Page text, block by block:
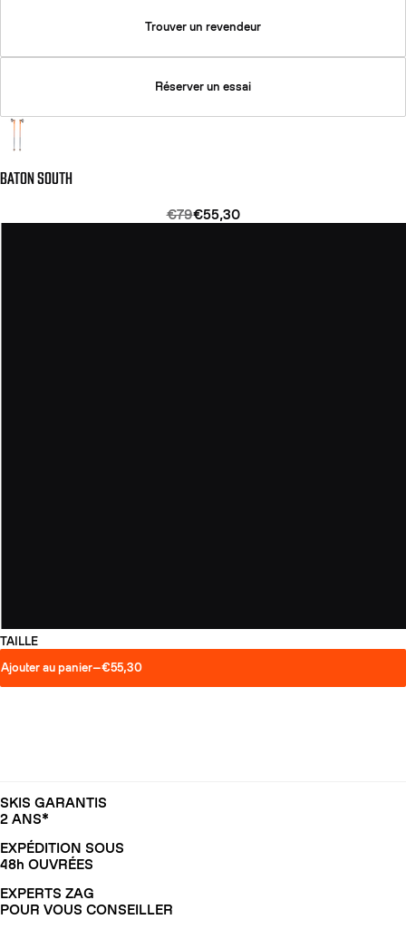
Trouver un revendeur
Réserver un essai
BATON SOUTH
€79€55,30
TAILLE
Ajouter au panier—€55,30
SKIS GARANTIS
2 ANS*
EXPÉDITION SOUS
48h OUVRÉES
EXPERTS ZAG
POUR VOUS CONSEILLER